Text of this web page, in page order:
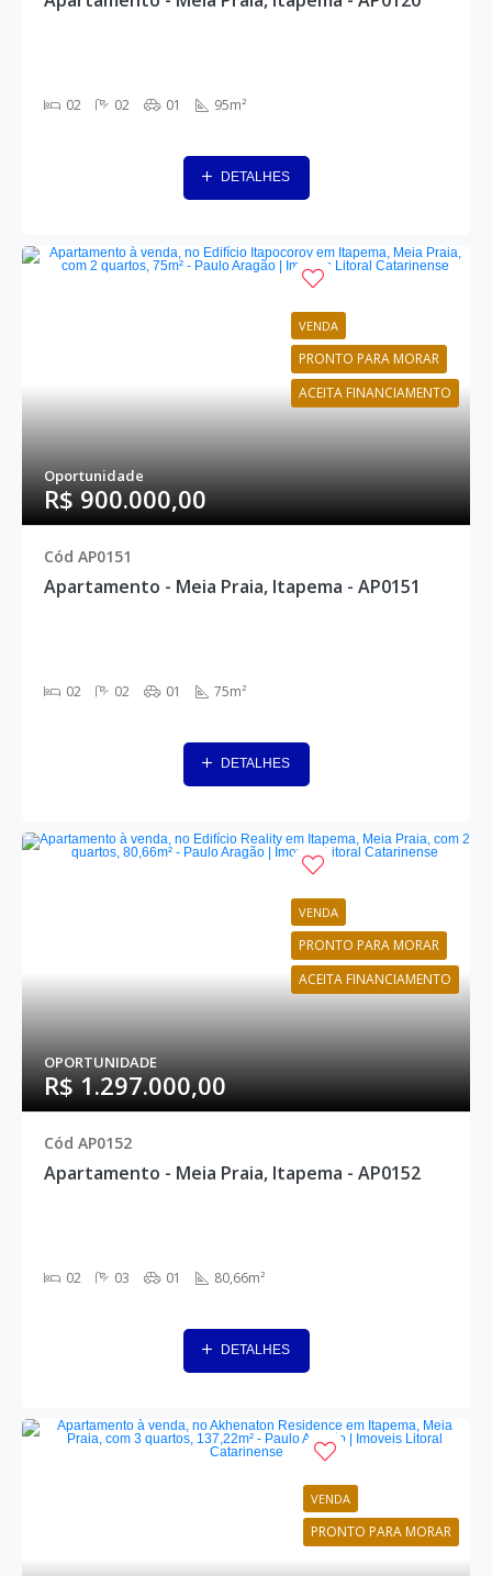
02 02 01 95m²
DETALHES
VENDA
PRONTO PARA MORAR
ACEITA FINANCIAMENTO
Oportunidade
R$ 900.000,00
Cód AP0151
Apartamento - Meia Praia, Itapema - AP0151
02 02 01 75m²
DETALHES
VENDA
PRONTO PARA MORAR
ACEITA FINANCIAMENTO
OPORTUNIDADE
R$ 1.297.000,00
Cód AP0152
Apartamento - Meia Praia, Itapema - AP0152
02 03 01 80,66m²
DETALHES
VENDA
PRONTO PARA MORAR